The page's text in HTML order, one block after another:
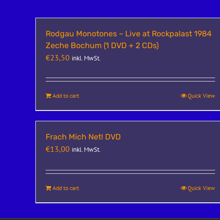
Rodgau Monotones – Live at Rockpalast 1984
Zeche Bochum (1 DVD + 2 CDs)
€23,50 inkl. MwSt.
Add to cart Quick View
Frach Mich Net! DVD
€13,00 inkl. MwSt.
Add to cart Quick View